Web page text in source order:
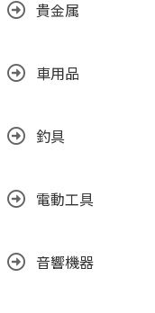
貴金属
車用品
釣具
電動工具
音響機器